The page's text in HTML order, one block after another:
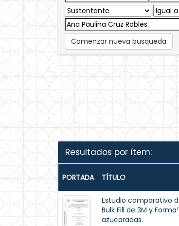
Comenzar nueva busqueda
Resultados por ítem:
PORTADA TÍTULO
Estudio comparativo
Bulk Fill de 3M y
azucaradas.